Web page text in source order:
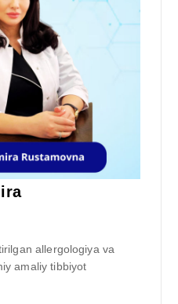
allergologiya va
amaliy tibbiyot